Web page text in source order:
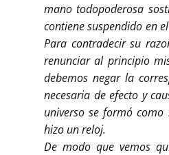
mano todopoderosa
contiene suspendido en
Para contradecir su
renunciar al principio
debemos negar la
necesaria de efecto y
universo se formó
hizo un reloj.
De modo que vemos